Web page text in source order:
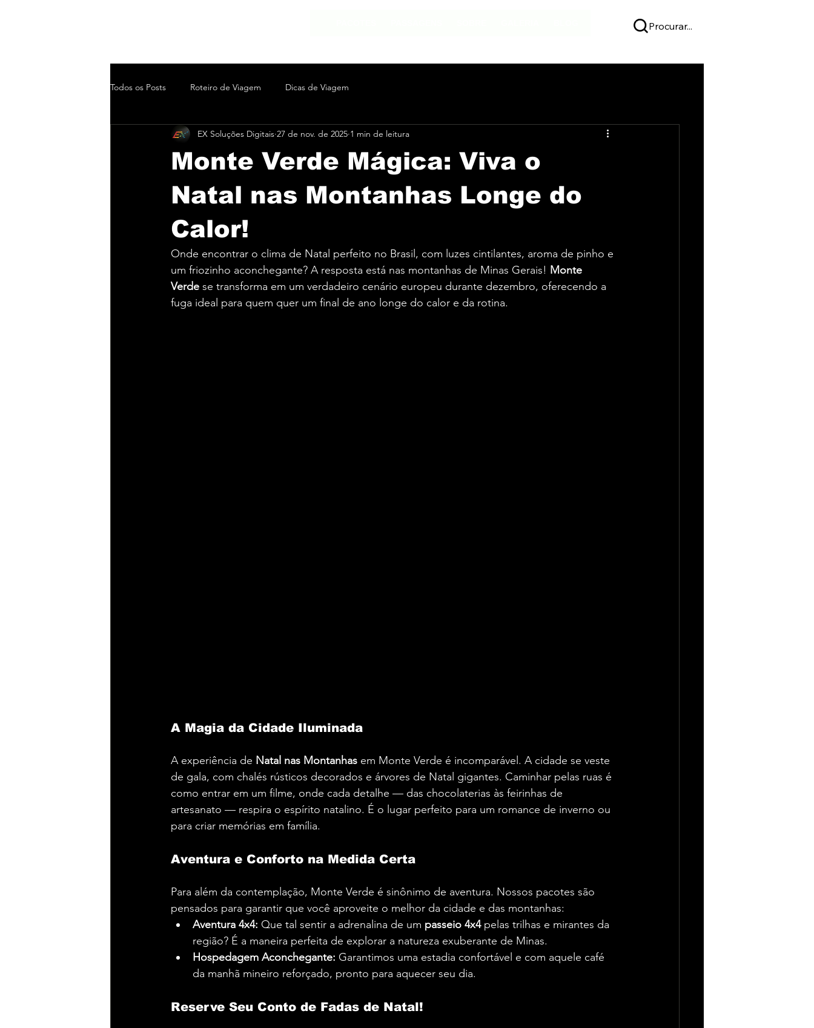
Procurar...
Todos os Posts Roteiro de Viagem Dicas de Viagem
Monte Verde Mágica: Viva o
Natal nas Montanhas Longe do
Calor!
EX Soluções Digitais 27 de nov. de 2025 1 min de leitura
Onde encontrar o clima de Natal perfeito no Brasil, com luzes cintilantes, aroma de pinho e
um friozinho aconchegante? A resposta está nas montanhas de Minas Gerais! Monte
Verde se transforma em um verdadeiro cenário europeu durante dezembro, oferecendo a
fuga ideal para quem quer um final de ano longe do calor e da rotina.
A Magia da Cidade Iluminada
A experiência de Natal nas Montanhas em Monte Verde é incomparável. A cidade se veste
de gala, com chalés rústicos decorados e árvores de Natal gigantes. Caminhar pelas ruas é
como entrar em um filme, onde cada detalhe — das chocolaterias às feirinhas de
artesanato — respira o espírito natalino. É o lugar perfeito para um romance de inverno ou
para criar memórias em família.
Aventura e Conforto na Medida Certa
Para além da contemplação, Monte Verde é sinônimo de aventura. Nossos pacotes são
pensados para garantir que você aproveite o melhor da cidade e das montanhas:
Aventura 4x4: Que tal sentir a adrenalina de um passeio 4x4 pelas trilhas e mirantes da
região? É a maneira perfeita de explorar a natureza exuberante de Minas.
Hospedagem Aconchegante: Garantimos uma estadia confortável e com aquele café
da manhã mineiro reforçado, pronto para aquecer seu dia.
Reserve Seu Conto de Fadas de Natal!